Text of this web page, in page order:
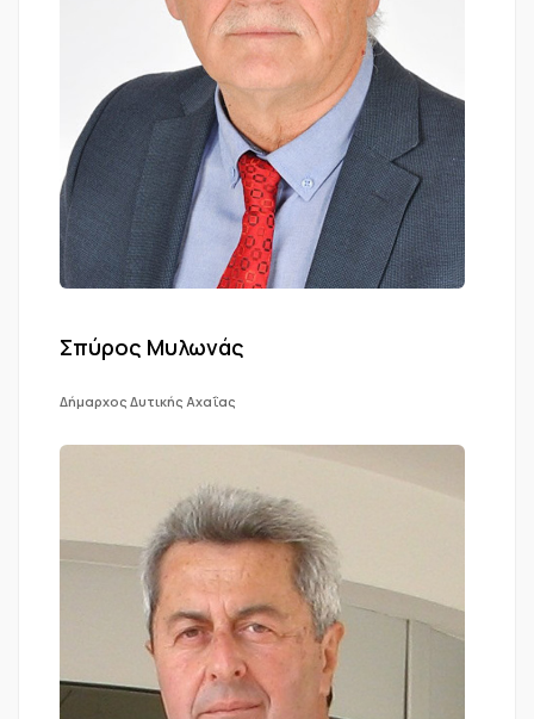
Σπύρος Μυλωνάς
Δήμαρχος Δυτικής Αχαΐας